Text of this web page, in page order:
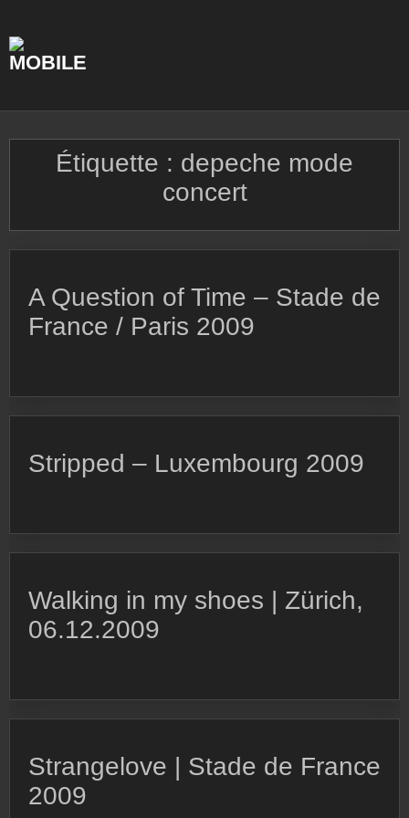
content
Étiquette : depeche mode
concert
A Question of Time – Stade de
France / Paris 2009
Stripped – Luxembourg 2009
Walking in my shoes | Zürich,
06.12.2009
Strangelove | Stade de France
2009